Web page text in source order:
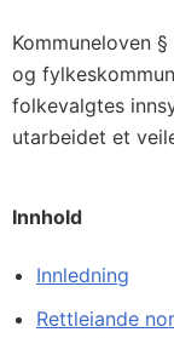
Kommuneloven
og
folkevalgtes
utarbeidet et
Innhold
Innledning
Rettleiande